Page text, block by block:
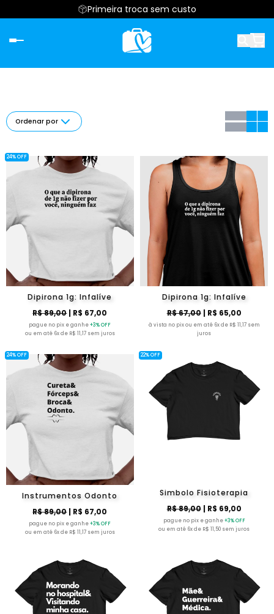
Primeira troca sem custo
Ordenar por
Dipirona 1g: Infalíve
R$ 89,00| R$ 67,00
pague no pix e ganhe+3% OFF
ou em até 6x de R$ 11,17 sem juros
24% OFF
Dipirona 1g: Infalíve
R$ 67,00| R$ 65,00
à vista no pix ou em até 6x de R$ 11,17 sem
juros
Instrumentos Odonto
R$ 89,00| R$ 67,00
pague no pix e ganhe+3% OFF
ou em até 6x de R$ 11,17 sem juros
24% OFF
Simbolo Fisioterapia
R$ 89,00| R$ 69,00
pague no pix e ganhe+3% OFF
ou em até 6x de R$ 11,50 sem juros
22% OFF